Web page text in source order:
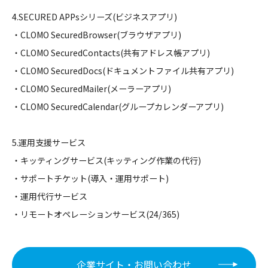
4.SECURED APPsシリーズ(ビジネスアプリ)
・CLOMO SecuredBrowser(ブラウザアプリ)
・CLOMO SecuredContacts(共有ア ド レス帳アプリ)
・CLOMO SecuredDocs( ドキュメントファイル共有アプリ)
・CLOMO SecuredMailer(メーラーアプリ)
・CLOMO SecuredCalendar(グループカレンダーアプリ)
5.運用支援サービス
・キッティングサービス(キッティング作業の代行)
・サポートチケット(導入・運用サポート)
・運用代行サービス
・リモートオペレーションサービス(24/365)
企業サイト・お問い合わせ